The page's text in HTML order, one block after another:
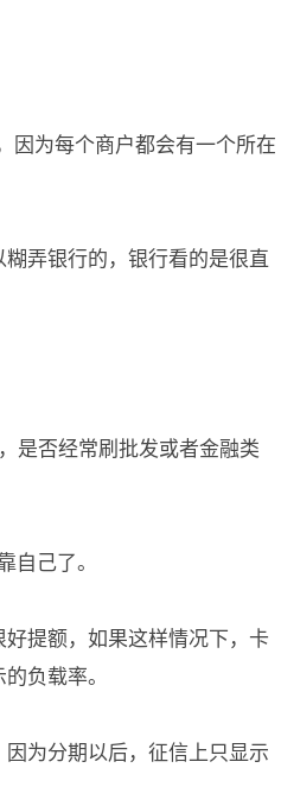
因为每个商户都会有一个所在
弄银行的，银行看的是很直
是否经常刷批发或者金融类
自己了。
提额，如果这样情况下，卡
负载率。
为分期以后，征信上只显示